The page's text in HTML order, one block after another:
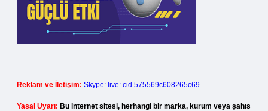
Reklam ve İletişim: Skype: live:.cid.575569c608265c69
Yasal Uyarı: Bu internet sitesi, herhangi bir marka, kurum veya şahıs